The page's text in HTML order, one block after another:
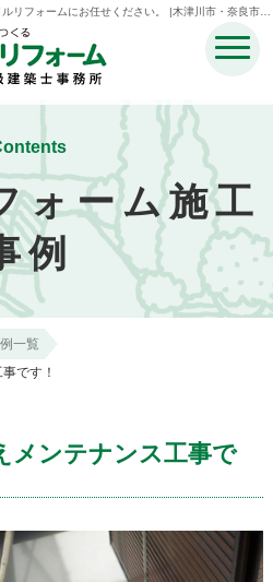
リフォームにお任せください。 |木津川市・奈良市・
なら宝優工務店アスマイルリフォーム
ォーム施工
例
一覧
です！
メンテナンス工事で